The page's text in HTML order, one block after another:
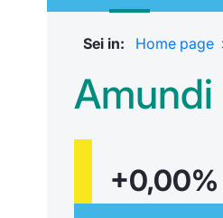
Sei in: Home page
Amundi
+0,00%